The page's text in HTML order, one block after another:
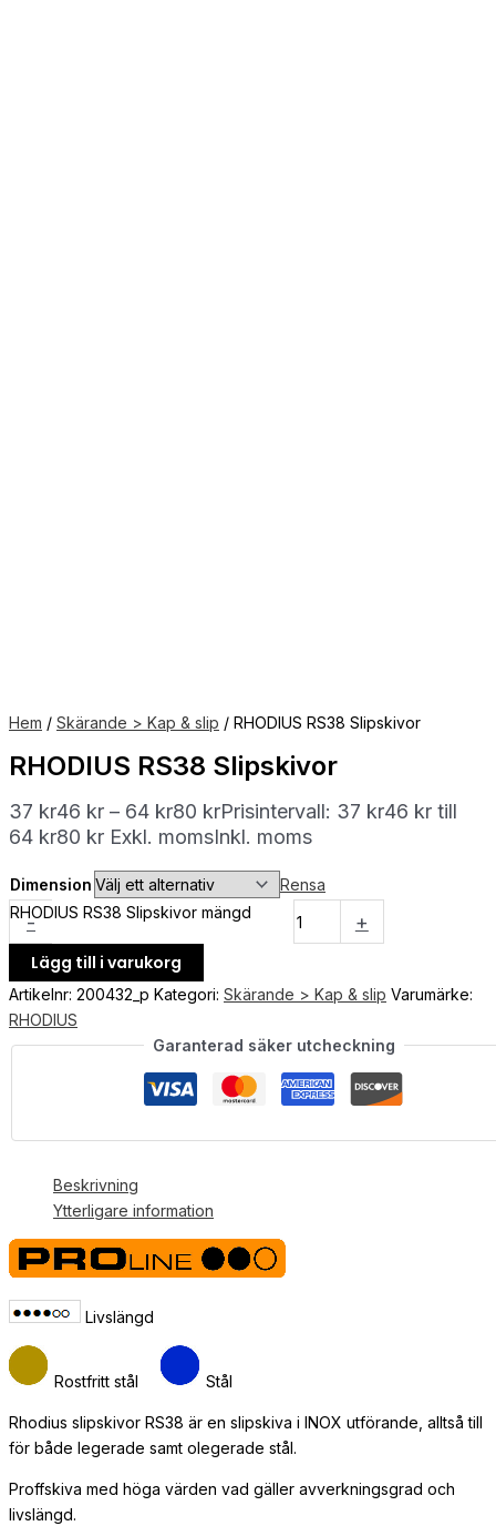
Hem / Skärande > Kap & slip / RHODIUS RS38 Slipskivor
RHODIUS RS38 Slipskivor
37 kr46 kr – 64 kr80 krPrisintervall: 37 kr46 kr till
64 kr80 kr Exkl. momsInkl. moms
Dimension Rensa
-
RHODIUS RS38 Slipskivor mängd +
Lägg till i varukorg
Artikelnr: 200432_p Kategori: Skärande > Kap & slip Varumärke:
RHODIUS
Garanterad säker utcheckning
Beskrivning
Ytterligare information
Livslängd
Rostfritt stål Stål
Rhodius slipskivor RS38 är en slipskiva i INOX utförande, alltså till
för både legerade samt olegerade stål.
Proffskiva med höga värden vad gäller avverkningsgrad och
livslängd.